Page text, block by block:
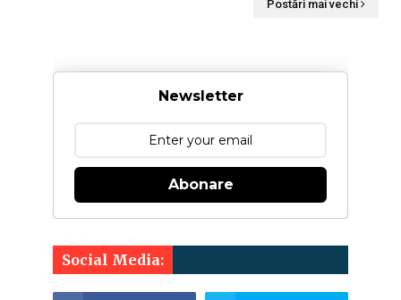
Postări mai vechi
Newsletter
Abonare
Social Media: